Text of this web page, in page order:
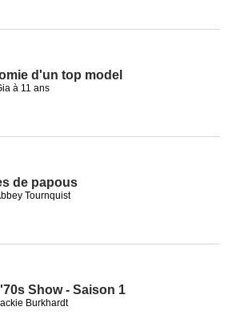
d'un top model
à 11 ans
de papous
Tournquist
Show - Saison 1
Burkhardt